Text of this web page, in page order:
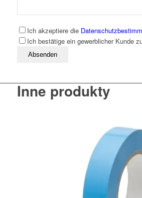
Ich akzeptiere die
Ich bestätige ein gewerblicher Kunde
Bitte lassen Sie dieses Feld leer
Inne produkty